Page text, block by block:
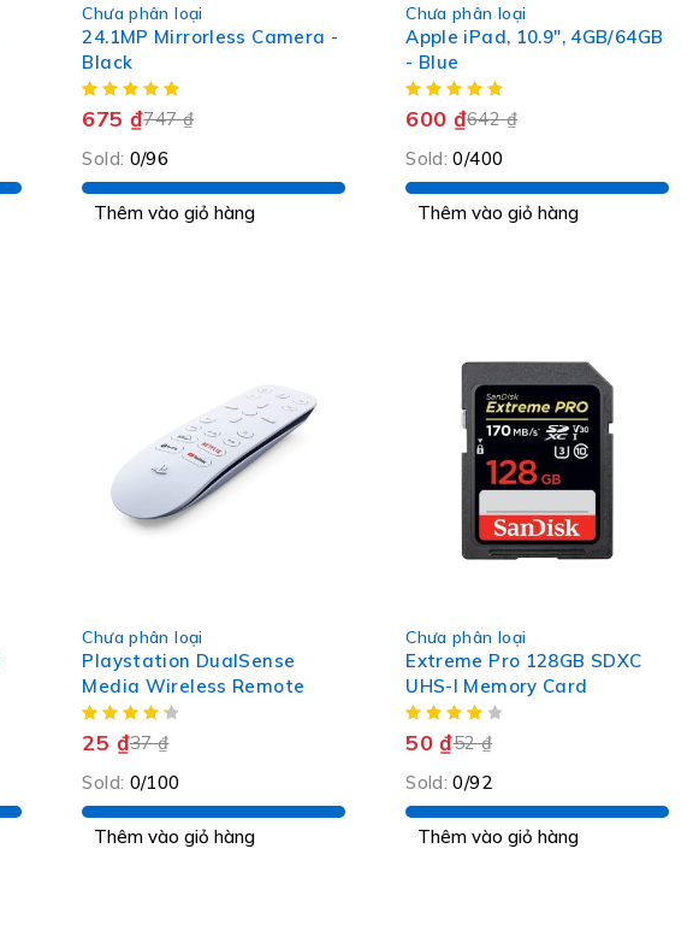
HOT
Chưa phân loại
24.1MP Mirrorless Camera -
Black
747₫
675 ₫
Sold: 0/96
Thêm vào giỏ hàng
HOT
Chưa phân loại
Apple iPad, 10.9", 4GB/64GB
- Blue
642₫
600 ₫
Sold: 0/400
Thêm vào giỏ hàng
HOT
Chưa phân loại
Playstation DualSense
Media Wireless Remote
37₫
25 ₫
Sold: 0/100
Thêm vào giỏ hàng
Chưa phân loại
Extreme Pro 128GB SDXC
UHS-I Memory Card
52₫
50 ₫
Sold: 0/92
Thêm vào giỏ hàng